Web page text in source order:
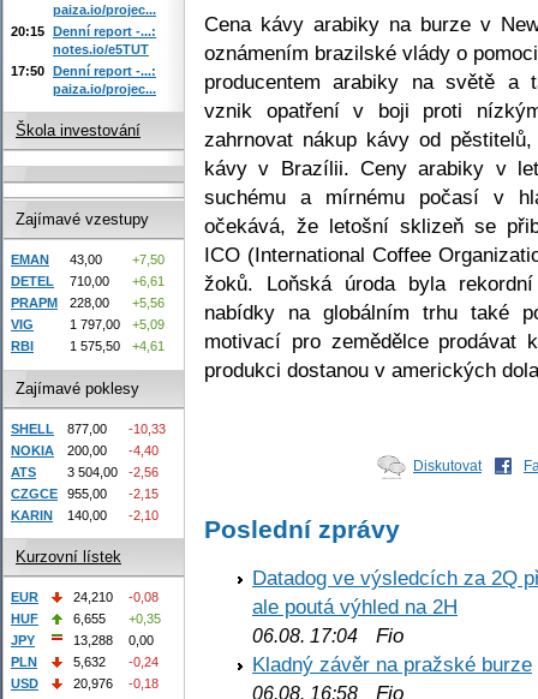
Cena kávy arabiky na burze v
oznámením brazilské vlády o
producentem arabiky na světě a
vznik opatření v boji proti
zahrnovat nákup kávy od
kávy v Brazílii. Ceny arabiky v
suchému a mírnému počasí v
očekává, že letošní sklizeň se
ICO (International Coffee
žoků. Loňská úroda byla
nabídky na globálním trhu také
motivací pro zemědělce prodávat
produkci dostanou v amerických
Diskutovat
Poslední zprávy
Datadog ve výsledcích za 2Q
ale poutá výhled na 2H
06.08. 17:04 Fio
Kladný závěr na pražské burze
06.08. 16:58 Fio
paiza.io/projec...
20:15 Denní report -...:
notes.io/e5TUT
17:50 Denní report -...:
paiza.io/projec...
Škola investování
Zajímavé vzestupy
EMAN 43,00
+7,50
DETEL
710,00
+6,61
PRAPM
228,00
+5,56
VIG
1 797,00
+5,09
RBI
1 575,50 +4,61
Zajímavé poklesy
SHELL 877,00
-10,33
NOKIA
200,00
-4,40
ATS
3 504,00
-2,56
CZGCE
955,00
-2,15
KARIN
140,00 -2,10
Kurzovní lístek
EUR 24,210
-0,08
HUF
6,655
+0,35
JPY
13,288
0,00
PLN
5,632
-0,24
USD
20,976 -0,18